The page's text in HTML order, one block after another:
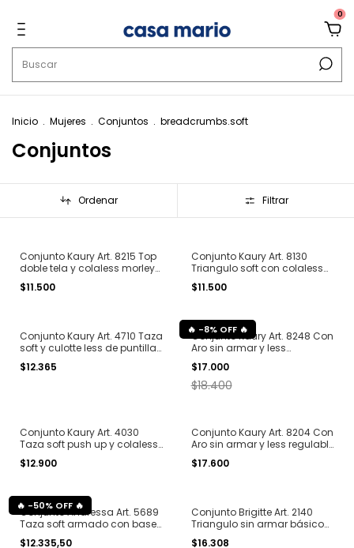
0
Inicio . Mujeres . Conjuntos . breadcrumbs.soft
Conjuntos
Ordenar Filtrar
Conjunto Kaury Art. 8215 Top
doble tela y colaless morley
T. 85 al 100
$11.500
Conjunto Kaury Art. 8130
Triangulo soft con colaless
algodón y lycra T. 85 al 100
$11.500
Conjunto Kaury Art. 4710 Taza
soft y culotte less de puntilla
y microfibra T. 85 al 100
$12.365
Conjunto Kaury Art. 8248 Con
Aro sin armar y less
microfibra de puntilla con
mini lentejuelas T. 85 al 100
$17.000
-8% OFF
$18.400
Conjunto Kaury Art. 4030
Taza soft push up y colaless
de microfibra con puntilla T.
85 al 100
$12.900
Conjunto Kaury Art. 8204 Con
Aro sin armar y less regulable
de puntilla T. 85 al 100
$17.600
Conjunto Andressa Art. 5689
Taza soft armado con base
y culotte less puntilla T. 85 al
$12.335,50
-50% OFF
Conjunto Brigitte Art. 2140
Triangulo sin armar básico
less regulable microfibra
$16.308